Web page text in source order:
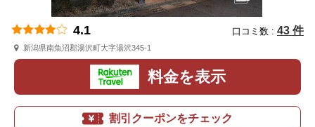
4.1 口コミ数 : 43 件
新潟県南魚沼郡湯沢町大字湯沢345-1
料金を表示
割引クーポンをチェック